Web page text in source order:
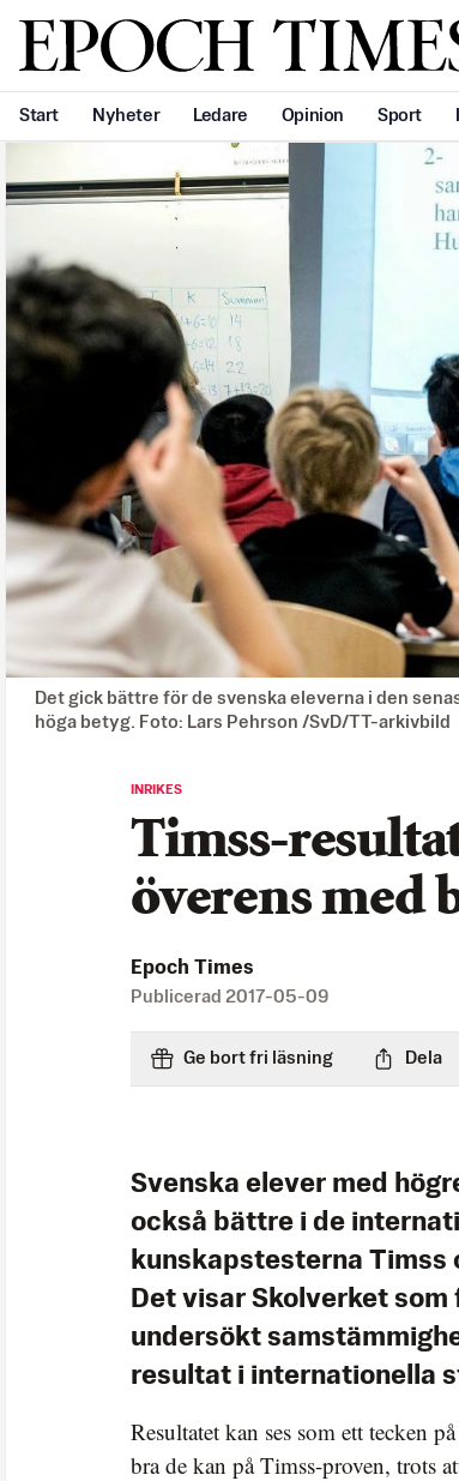
Svenska Epoch Times
Start Nyheter Ledare Opinion Sport
Det gick bättre för de svenska eleverna i den
höga betyg. Foto: Lars Pehrson /SvD/TT-arkivbild
INRIKES
Timss-
överens med
Epoch Times
Publicerad 2017-05-09
Ge bort fri läsning Dela
Svenska elever med
också bättre i de
kunskapstesterna Timss
Det visar Skolverket
undersökt
resultat i internationella
Resultatet kan ses som ett tecken
bra de kan på Timss-proven, trots